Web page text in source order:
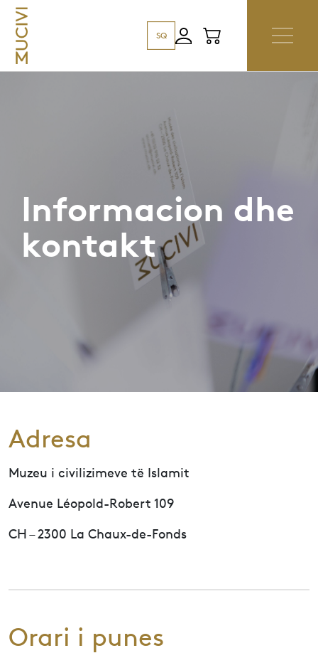
SQ
Informacion dhe
kontakt
Adresa
Muzeu i civilizimeve të Islamit
Avenue Léopold-Robert 109
CH – 2300 La Chaux-de-Fonds
Orari i punes